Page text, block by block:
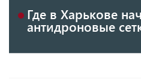
Где в Харькове
антидроновые